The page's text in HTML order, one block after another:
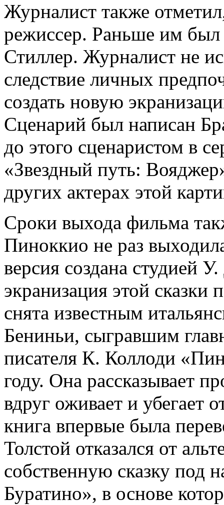
Журналист также
режиссер. Раньше им
Стиллер. Журналист не
следствие личных
создать новую
Сценарий был написан
до этого сценаристом в
«Звездный путь:
других актерах этой
Сроки выхода фильма
Пиноккио не раз
версия создана студией
экранизация этой
снята известным
Бениньи, сыгравшим
писателя К. Коллоди
году. Она рассказывает
вдруг оживает и убегает
книга впервые была
Толстой отказался от
собственную сказку под
Буратино», в основе